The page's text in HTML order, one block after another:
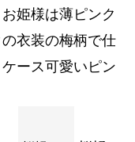
姫様は薄ピンク
衣装の梅柄で仕
ース可愛いピン